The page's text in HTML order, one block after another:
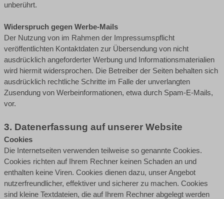
unberührt.
Widerspruch gegen Werbe-Mails
Der Nutzung von im Rahmen der Impressumspflicht
veröffentlichten Kontaktdaten zur Übersendung von nicht
ausdrücklich angeforderter Werbung und Informationsmaterialien
wird hiermit widersprochen. Die Betreiber der Seiten behalten sich
ausdrücklich rechtliche Schritte im Falle der unverlangten
Zusendung von Werbeinformationen, etwa durch Spam-E-Mails,
vor.
3. Datenerfassung auf unserer Website
Cookies
Die Internetseiten verwenden teilweise so genannte Cookies.
Cookies richten auf Ihrem Rechner keinen Schaden an und
enthalten keine Viren. Cookies dienen dazu, unser Angebot
nutzerfreundlicher, effektiver und sicherer zu machen. Cookies
sind kleine Textdateien, die auf Ihrem Rechner abgelegt werden